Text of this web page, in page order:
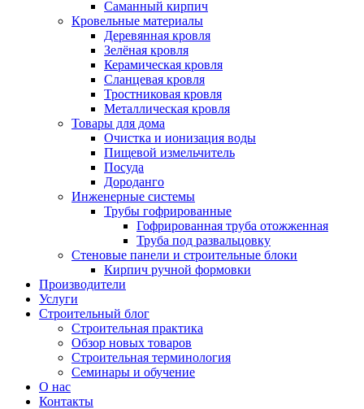
Саманный кирпич
Кровельные материалы
Деревянная кровля
Зелёная кровля
Керамическая кровля
Сланцевая кровля
Тростниковая кровля
Металлическая кровля
Товары для дома
Очистка и ионизация воды
Пищевой измельчитель
Посуда
Дороданго
Инженерные системы
Трубы гофрированные
Гофрированная труба отожженная
Труба под развальцовку
Стеновые панели и строительные блоки
Кирпич ручной формовки
Производители
Услуги
Строительный блог
Строительная практика
Обзор новых товаров
Строительная терминология
Семинары и обучение
О нас
Контакты